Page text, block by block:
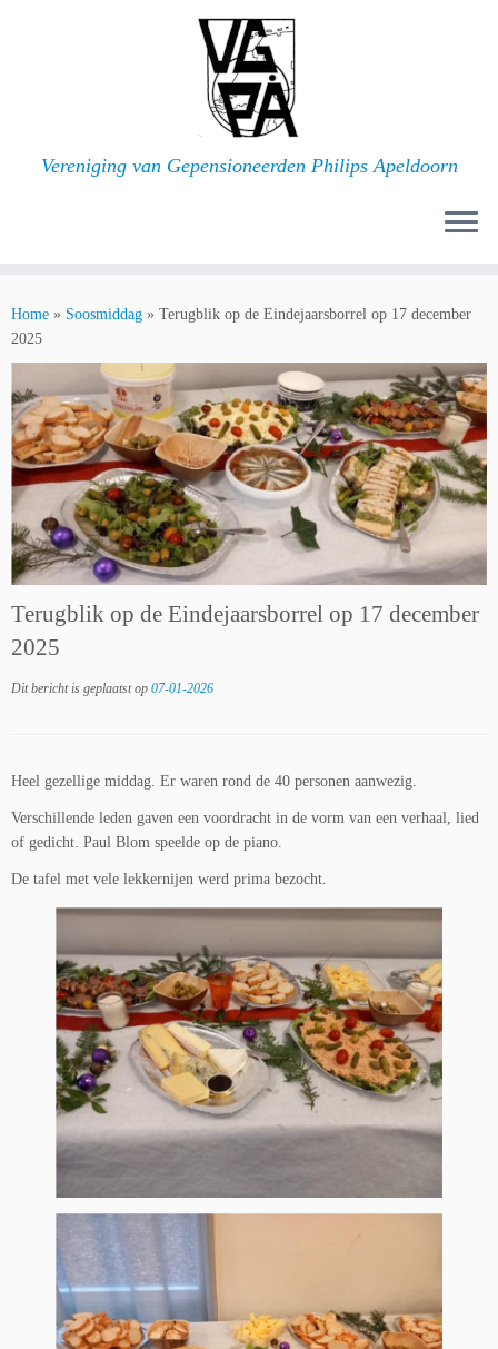
Vereniging van Gepensioneerden Philips Apeldoorn
Home » Soosmiddag » Terugblik op de Eindejaarsborrel op 17 december
2025
Terugblik op de Eindejaarsborrel op 17 december
2025
Dit bericht is geplaatst op 07-01-2026
Heel gezellige middag. Er waren rond de 40 personen aanwezig.
Verschillende leden gaven een voordracht in de vorm van een verhaal, lied
of gedicht. Paul Blom speelde op de piano.
De tafel met vele lekkernijen werd prima bezocht.